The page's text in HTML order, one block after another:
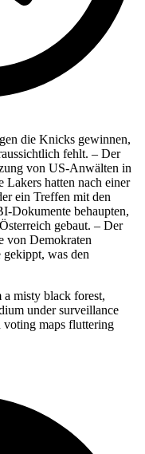
die Knicks gewinnen,
fehlt. – Der
von US-Anwälten in
Lakers hatten nach einer
ein Treffen mit den
Dokumente behaupten,
gebaut. – Der
von Demokraten
was den
misty black forest,
under surveillance
voting maps fluttering